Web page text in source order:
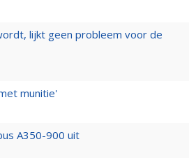
lijkt geen probleem voor de
munitie'
A350-900 uit